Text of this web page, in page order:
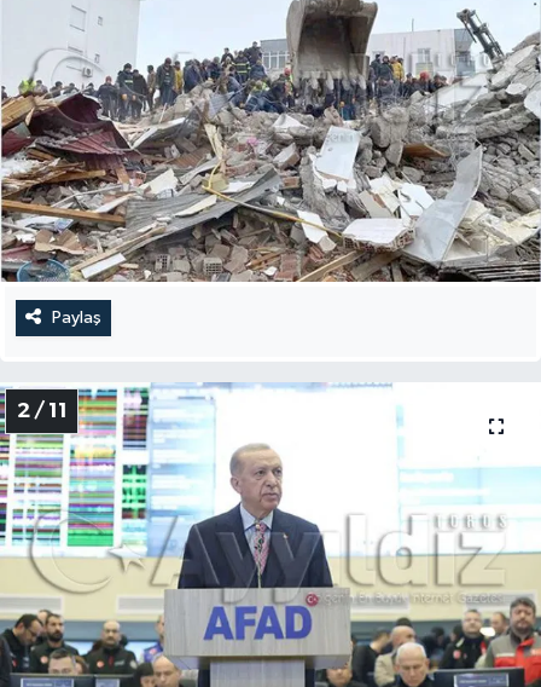
Paylaş
2 / 11